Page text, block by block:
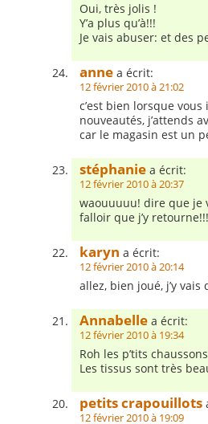
Oui, très jolis !
Y’a plus qu’à!!!
Je vais abuser: et des
anne a écrit:
12 février 2010 à 21:02
c’est bien lorsque
nouveautés, j’attends
car le magasin est un
stéphanie a écrit:
12 février 2010 à 20:37
waouuuuu! dire que je
falloir que j’y
karyn a écrit:
12 février 2010 à 20:14
allez, bien joué, j’y vais
Annabelle a écrit:
12 février 2010 à 19:34
Roh les p’tits
Les tissus sont très
petits crapouillots
12 février 2010 à 19:09